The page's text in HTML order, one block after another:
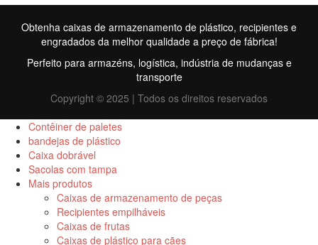
Obtenha caixas de armazenamento de plástico, recipientes e
engradados da melhor qualidade a preço de fábrica!
Perfeito para armazéns, logística, indústria de mudanças e
transporte
Copyright © 2025 | Todos os direitos reservados
Contêiner de paletes
bandejas de plástico
Caixa dobrável
Sacolas com tampa
Mais produtos
Caixas de armazenamento de peças
Recipientes empilháveis
Caixas de frutas
Caixas de plástico para cães